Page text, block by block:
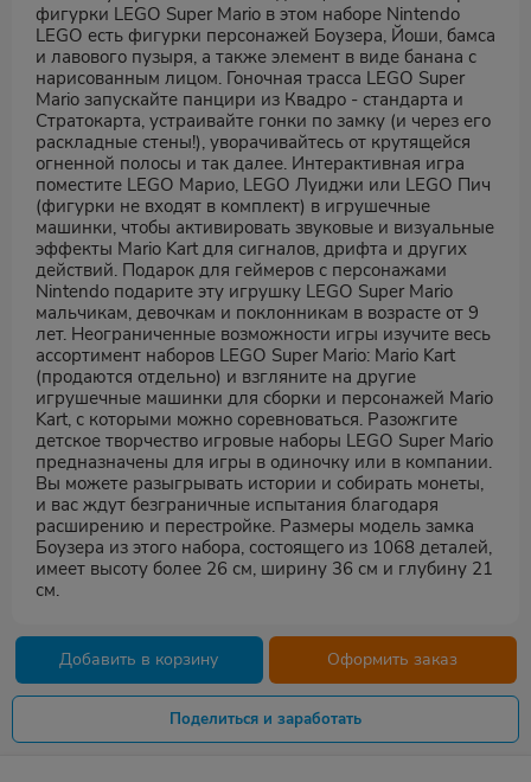
фигурки LEGO Super Mario в этом наборе Nintendo
LEGO есть фигурки персонажей Боузера, Йоши, бамса
и лавового пузыря, а также элемент в виде банана с
нарисованным лицом. Гоночная трасса LEGO Super
Mario запускайте панцири из Квадро - стандарта и
Стратокарта, устраивайте гонки по замку (и через его
раскладные стены!), уворачивайтесь от крутящейся
огненной полосы и так далее. Интерактивная игра
поместите LEGO Марио, LEGO Луиджи или LEGO Пич
(фигурки не входят в комплект) в игрушечные
машинки, чтобы активировать звуковые и визуальные
эффекты Mario Kart для сигналов, дрифта и других
действий. Подарок для геймеров с персонажами
Nintendo подарите эту игрушку LEGO Super Mario
мальчикам, девочкам и поклонникам в возрасте от 9
лет. Неограниченные возможности игры изучите весь
ассортимент наборов LEGO Super Mario: Mario Kart
(продаются отдельно) и взгляните на другие
игрушечные машинки для сборки и персонажей Mario
Kart, с которыми можно соревноваться. Разожгите
детское творчество игровые наборы LEGO Super Mario
предназначены для игры в одиночку или в компании.
Вы можете разыгрывать истории и собирать монеты,
и вас ждут безграничные испытания благодаря
расширению и перестройке. Размеры модель замка
Боузера из этого набора, состоящего из 1068 деталей,
имеет высоту более 26 см, ширину 36 см и глубину 21
см.
Добавить в корзину Оформить заказ
Поделиться и заработать